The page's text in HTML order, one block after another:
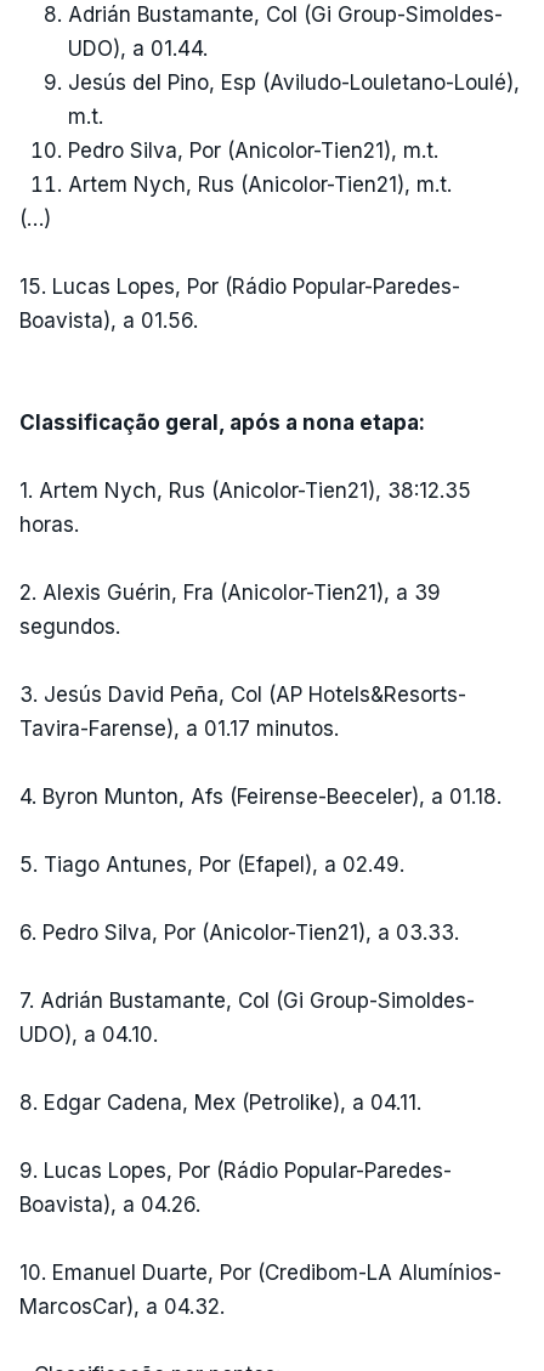
Adrián Bustamante, Col (Gi Group-Simoldes-
UDO), a 01.44.
Jesús del Pino, Esp (Aviludo-Louletano-Loulé),
m.t.
Pedro Silva, Por (Anicolor-Tien21), m.t.
Artem Nych, Rus (Anicolor-Tien21), m.t.
(…)
15. Lucas Lopes, Por (Rádio Popular-Paredes-
Boavista), a 01.56.
Classificação geral, após a nona etapa:
1. Artem Nych, Rus (Anicolor-Tien21), 38:12.35
horas.
2. Alexis Guérin, Fra (Anicolor-Tien21), a 39
segundos.
3. Jesús David Peña, Col (AP Hotels&Resorts-
Tavira-Farense), a 01.17 minutos.
4. Byron Munton, Afs (Feirense-Beeceler), a 01.18.
5. Tiago Antunes, Por (Efapel), a 02.49.
6. Pedro Silva, Por (Anicolor-Tien21), a 03.33.
7. Adrián Bustamante, Col (Gi Group-Simoldes-
UDO), a 04.10.
8. Edgar Cadena, Mex (Petrolike), a 04.11.
9. Lucas Lopes, Por (Rádio Popular-Paredes-
Boavista), a 04.26.
10. Emanuel Duarte, Por (Credibom-LA Alumínios-
MarcosCar), a 04.32.